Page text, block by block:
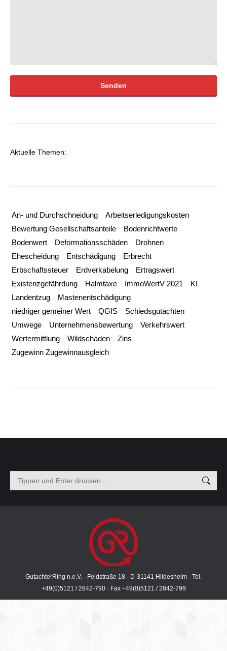
Aktuelle Themen:
An- und Durchschneidung
Arbeitserledigungskosten
Bewertung Gesellschaftsanteile
Bodenrichtwerte
Bodenwert
Deformationsschäden
Drohnen
Ehescheidung
Entschädigung
Erbrecht
Erbschaftssteuer
Erdverkabelung
Ertragswert
Existenzgefährdung
Halmtaxe ImmoWertV 2021
KI
Landentzug
Mastenentschädigung
niedriger gemeiner Wert
QGIS
Schiedsgutachten
Umwege
Unternehmensbewertung
Verkehrswert
Wertermittlung
Wildschaden
Zins
Zugewinn Zugewinnausgleich
Search:
GutachterRing n.e.V. · Feldstraße 18 · D-31141 Hildesheim · Tel.
+49(0)5121 / 2842-790 · Fax +49(0)5121 / 2842-799